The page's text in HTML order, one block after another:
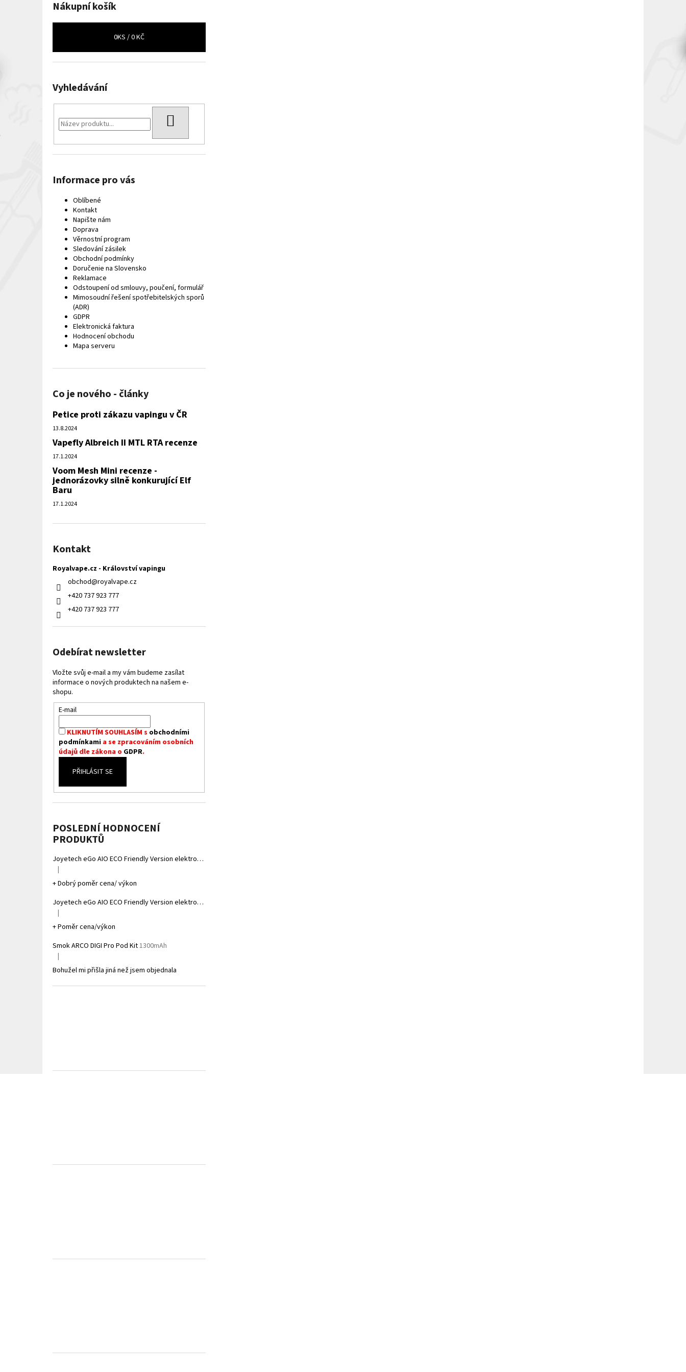
Nákupní košík
0KS /0 KČ
Vyhledávání
Informace pro vás
Oblíbené
Kontakt
Napište nám
Doprava
Věrnostní program
Sledování zásilek
Obchodní podmínky
Doručenie na Slovensko
Reklamace
Odstoupení od smlouvy, poučení, formulář
Mimosoudní řešení spotřebitelských sporů
(ADR)
GDPR
Elektronická faktura
Hodnocení obchodu
Mapa serveru
Co je nového - články
Petice proti zákazu vapingu v ČR
13.8.2024
Vapefly Albreich II MTL RTA recenze
17.1.2024
Voom Mesh Mini recenze -
jednorázovky silně konkurující Elf
Baru
17.1.2024
Kontakt
Royalvape.cz - Království vapingu
obchod@royalvape.cz
+420 737 923 777
+420 737 923 777
Odebírat newsletter
Vložte svůj e-mail a my vám budeme zasílat
informace o nových produktech na našem e-
shopu.
E-mail
KLIKNUTÍM SOUHLASÍM s obchodními
podmínkamia se zpracováním osobních
údajů dle zákona o GDPR.
PŘIHLÁSIT SE
POSLEDNÍ HODNOCENÍ
PRODUKTŮ
Joyetech eGo AIO ECO Friendly Version elektronická cigareta 1700mAh Gradient Grey
Hodnocení produktu je 5 z 5 hvězdiček.
|
+ Dobrý poměr cena/ výkon
Joyetech eGo AIO ECO Friendly Version elektronická cigareta 1700mAh Gradient Yellow
Hodnocení produktu je 5 z 5 hvězdiček.
|
+ Poměr cena/výkon
Smok ARCO DIGI Pro Pod Kit1300mAh
Hodnocení produktu je 1 z 5 hvězdiček.
|
Bohužel mi přišla jiná než jsem objednala